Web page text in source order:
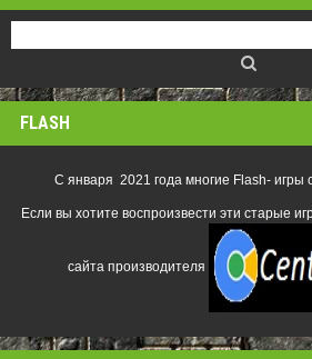
FLASH
С января 2021 года многие Flash- игры
Если вы хотите воспроизвести эти старые
сайта производителя